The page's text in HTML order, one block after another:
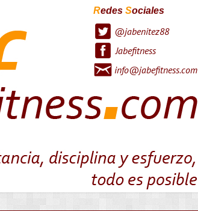
Redes Sociales
@jabenitez88
Jabefitness
info@jabefitness.com